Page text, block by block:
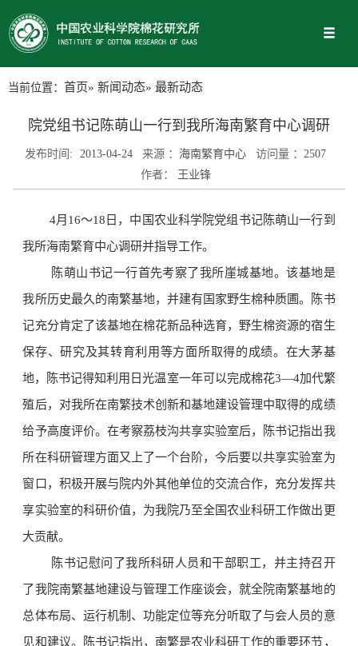
当前位置： 首页» 新闻动态» 最新动态
院党组书记陈萌山一行到我所海南繁育中心调研
发布时间: 2013-04-24 来源 ： 海南繁育中心 访问量 ： 2507
作者：
王业锋
4月16～18日，中国农业科学院党组书记陈萌山一行到
我所海南繁育中心调研并指导工作。
陈萌山书记一行首先考察了我所崖城基地。该基地是
我所历史最久的南繁基地，并建有国家野生棉种质圃。陈书
记充分肯定了该基地在棉花新品种选育，野生棉资源的宿生
保存、研究及其转育利用等方面所取得的成绩。在大茅基
地，陈书记得知利用日光温室一年可以完成棉花3—4加代繁
殖后，对我所在南繁技术创新和基地建设管理中取得的成绩
给予高度评价。在考察荔枝沟共享实验室后，陈书记指出我
所在科研管理方面又上了一个台阶，今后要以共享实验室为
窗口，积极开展与院内外其他单位的交流合作，充分发挥共
享实验室的科研价值，为我院乃至全国农业科研工作做出更
大贡献。
陈书记慰问了我所科研人员和干部职工，并主持召开
了我院南繁基地建设与管理工作座谈会，就全院南繁基地的
总体布局、运行机制、功能定位等充分听取了与会人员的意
见和建议。陈书记指出，南繁是农业科研工作的重要环节，